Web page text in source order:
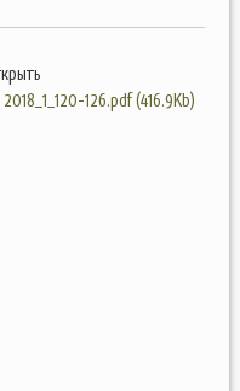
2018_1_120-126.pdf (416.9Kb)